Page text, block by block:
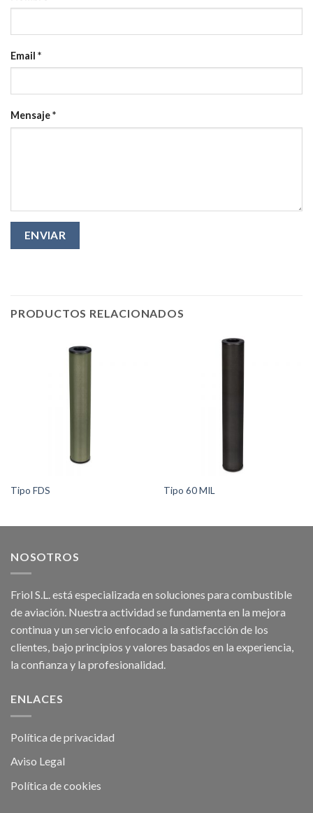
Email *
Mensaje *
PRODUCTOS RELACIONADOS
Tipo FDS Tipo 60 MIL
NOSOTROS
Friol S.L. está especializada en soluciones para combustible
de aviación. Nuestra actividad se fundamenta en la mejora
continua y un servicio enfocado a la satisfacción de los
clientes, bajo principios y valores basados en la experiencia,
la confianza y la profesionalidad.
ENLACES
Política de privacidad
Aviso Legal
Política de cookies